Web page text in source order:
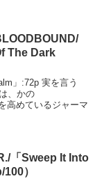
The Dark
」:72p 実を言う
、かの
高めているジャーマ
「Sweep It Into
）